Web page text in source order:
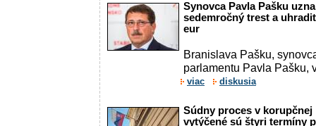
Synovca Pavla Pašku
sedemročný trest a
eur
Branislava Pašku,
parlamentu Pavla Pašku,
viac diskusia
Súdny proces v
vytýčené sú štyri termíny